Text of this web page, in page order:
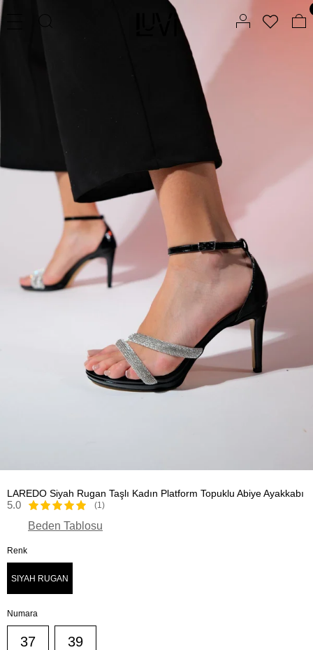
LAREDO Siyah Rugan Taşlı Kadın Platform Topuklu Abiye Ayakkabı
5.0 (1)
Beden Tablosu
Renk
SIYAH RUGAN
Numara
37 39